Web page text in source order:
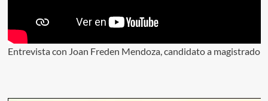
Entrevista con Joan Freden Mendoza, candidato a magistrado